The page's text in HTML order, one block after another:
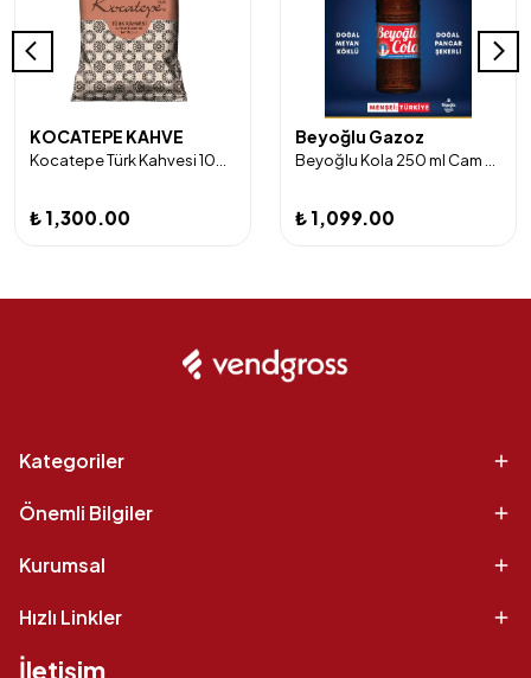
KOCATEPE KAHVE
₺ 1,300.00
Beyoğlu Gazoz
₺ 1,099.00
Kategoriler
Önemli Bilgiler
Kurumsal
Hızlı Linkler
İletişim